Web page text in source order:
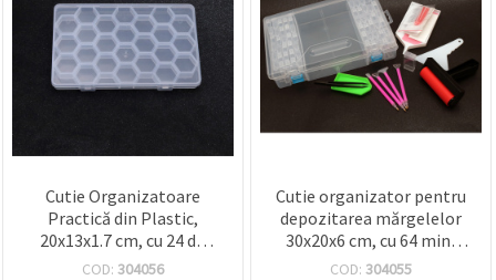
Cutie Organizatoare
Practică din Plastic,
20x13x1.7 cm, cu 24 de
Compartimente –
COD: 304056
Cutie organizator pentru
depozitarea mărgelelor
30x20x6 cm, cu 64 mini
cutiuțe (5x2,6x1,3 cm) și
COD: 304055